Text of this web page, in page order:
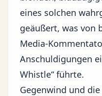
eines solchen
geäußert, was von
Media-
Anschuldigungen
Whistle“ führte.
Gegenwind und